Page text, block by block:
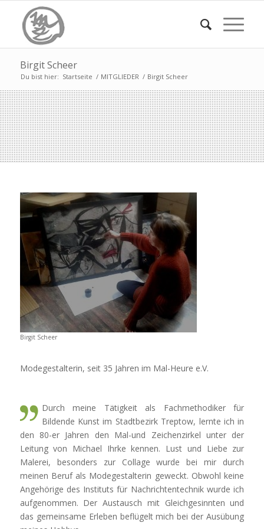
Birgit Scheer
Du bist hier: Startseite / MITGLIEDER / Birgit Scheer
Birgit Scheer
Modegestalterin, seit 35 Jahren im Mal-Heure e.V.
Durch meine Tätigkeit als Fachmethodiker für
Bildende Kunst im Stadtbezirk Treptow, lernte ich in
den 80-er Jahren den Mal-und Zeichenzirkel unter der
Leitung von Michael Ihrke kennen. Lust und Liebe zur
Malerei, besonders zur Collage wurde bei mir durch
meinen Beruf als Modegestalterin geweckt. Obwohl keine
Angehörige des Instituts für Nachrichtentechnik wurde ich
aufgenommen. Der Austausch mit Gleichgesinnten und
das gemeinsame Erleben beflügelt mich bei der Ausübung